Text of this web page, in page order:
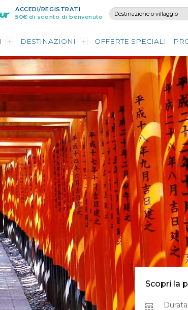
ACCEDI/REGISTRATI
50€ di sconto di benvenuto
DESTINAZIONI OFFERTE SPECIALI
Scopri la
Durata: